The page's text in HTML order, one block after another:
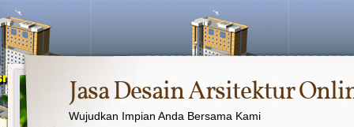
Jasa Desain Arsitektur
Wujudkan Impian Anda Bersama Kami